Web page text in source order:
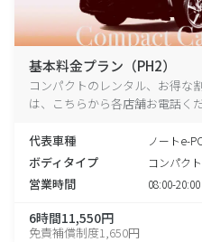
基本料金プラン（PH2）
コンパクトのレンタル、お得な
は、こちらから各店舗お電話くだ
代表車種 ノートe-
ボディタイプ コンパクト
営業時間 08:00-20:00
6時間11,550円
免責補償制度1,650円